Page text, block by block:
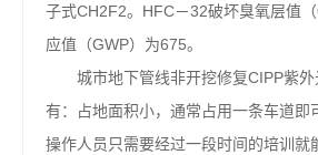
子式CH2F2。HFC－32破坏臭氧层值
应值（GWP）为675。
城市地下管线非开挖修复CIPP紫外
有：占地面积小，通常占用一条车道即
操作人员只需要经过一段时间的培训就